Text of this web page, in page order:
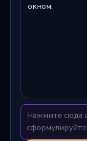
окном.